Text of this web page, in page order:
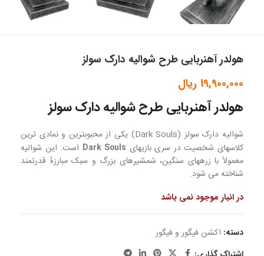
هولدر آهنربایی طرح شوالیه دارک سولز
19,900,000 ریال
هولدر آهنربایی طرح شوالیه دارک سولز
شوالیه دارک سولز (Dark Souls) یکی از محبوبترین و نمادی ترین
کلاسهای شخصیت در سری بازیهای Dark Souls است. این شوالیه
معمولاً با زرههای سنگین، شمشیرهای بزرگ و سبک مبارزهٔ قدرتمند
شناخته می شود.
در انبار موجود نمی باشد
دسته: اکشن فیگور و فیگور